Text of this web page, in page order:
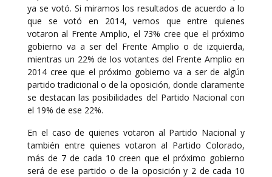
ya se votó. Si miramos los resultados de acuerdo a lo
que se votó en 2014, vemos que entre quienes
votaron al Frente Amplio, el 73% cree que el próximo
gobierno va a ser del Frente Amplio o de izquierda,
mientras un 22% de los votantes del Frente Amplio en
2014 cree que el próximo gobierno va a ser de algún
partido tradicional o de la oposición, donde claramente
se destacan las posibilidades del Partido Nacional con
el 19% de ese 22%.
En el caso de quienes votaron al Partido Nacional y
también entre quienes votaron al Partido Colorado,
más de 7 de cada 10 creen que el próximo gobierno
será de ese partido o de la oposición y 2 de cada 10